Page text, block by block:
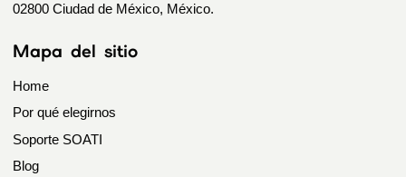
02800 Ciudad de México, México.
Mapa del sitio
Home
Por qué elegirnos
Soporte SOATI
Blog